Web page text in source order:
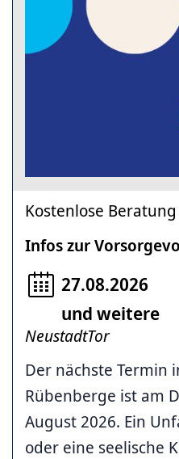
Kostenlose Beratung
Infos zur
27.08.2026
und weitere
NeustadtTor
Der nächste Termin
Rübenberge ist am
August 2026. Ein
oder eine seelische